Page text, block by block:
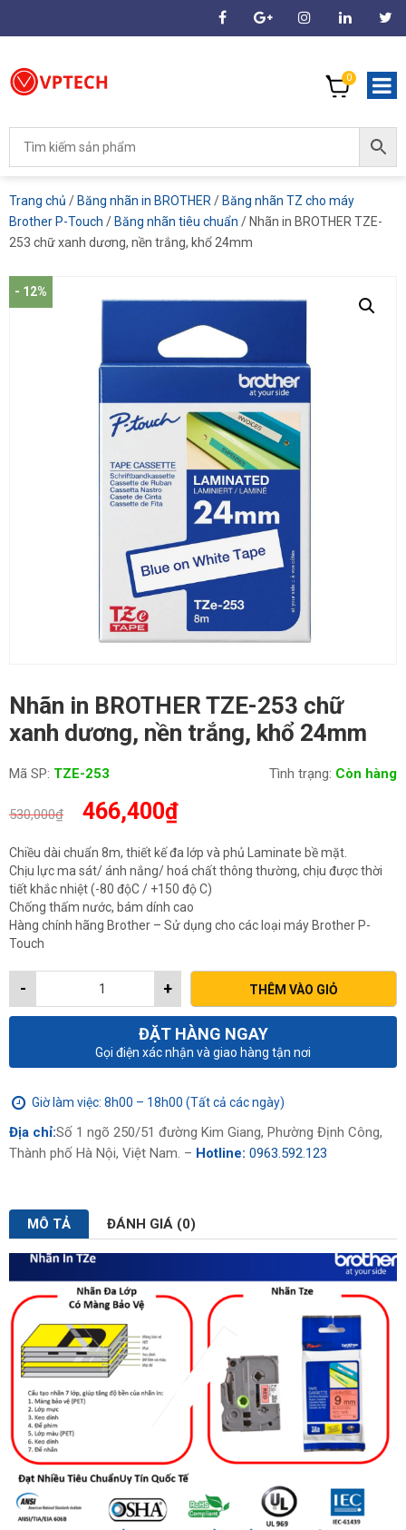
0
Trang chủ / Băng nhãn in BROTHER / Băng nhãn TZ cho máy
Brother P-Touch / Băng nhãn tiêu chuẩn / Nhãn in BROTHER TZE-
253 chữ xanh dương, nền trắng, khổ 24mm
- 12%
Nhãn in BROTHER TZE-253 chữ
xanh dương, nền trắng, khổ 24mm
Mã SP: TZE-253 Tình trạng: Còn hàng
530,000₫ Giá
là:
530,000₫.
466,400₫Giá
tại
là:
466,400₫.
Chiều dài chuẩn 8m, thiết kế đa lớp và phủ Laminate bề mặt.
Chịu lực ma sát/ ánh nắng/ hoá chất thông thường, chịu được thời
tiết khắc nhiệt (-80 độC / +150 độ C)
Chống thấm nước, bám dính cao
Hàng chính hãng Brother – Sử dụng cho các loại máy Brother P-
Touch
+
- THÊM VÀO GIỎ
ĐẶT HÀNG NGAY
Gọi điện xác nhận và giao hàng tận nơi
Giờ làm việc: 8h00 – 18h00 (Tất cả các ngày)
Địa chỉ:Số 1 ngõ 250/51 đường Kim Giang, Phường Định Công,
Thành phố Hà Nội, Việt Nam. – Hotline: 0963.592.123
MÔ TẢ ĐÁNH GIÁ (0)